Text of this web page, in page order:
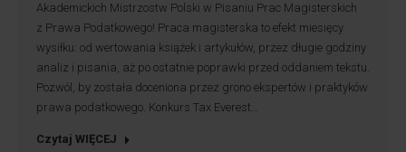
Akademickich Mistrzostw Polski w Pisaniu Prac Magisterskich
z Prawa Podatkowego! Praca magisterska to efekt miesięcy
wysiłku: od wertowania książek i artykułów, przez długie godziny
analiz i pisania, aż po ostatnie poprawki przed oddaniem tekstu.
Pozwól, by została doceniona przez grono ekspertów i praktyków
prawa podatkowego. Konkurs Tax Everest…
Czytaj WIĘCEJ